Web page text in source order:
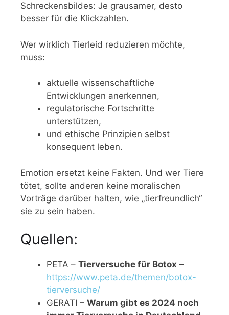
Schreckensbildes: Je grausamer, desto
besser für die Klickzahlen.
Wer wirklich Tierleid reduzieren möchte,
muss:
aktuelle wissenschaftliche
Entwicklungen anerkennen,
regulatorische Fortschritte
unterstützen,
und ethische Prinzipien selbst
konsequent leben.
Emotion ersetzt keine Fakten. Und wer Tiere
tötet, sollte anderen keine moralischen
Vorträge darüber halten, wie „tierfreundlich“
sie zu sein haben.
Quellen:
PETA – Tierversuche für Botox –
https://www.peta.de/themen/botox-
tierversuche/
GERATI – Warum gibt es 2024 noch